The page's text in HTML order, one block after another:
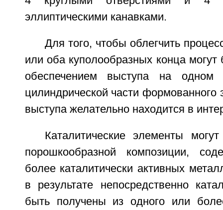
эллиптическими канавками.
Для того, чтобы облегчить
или оба куполообразных конца
обеспечением выступа на
цилиндрической части
выступа желательно находится в
Каталитические элементы
порошкообразной композиции,
более каталитически активных
в результате непосредственно
быть получены из одного или